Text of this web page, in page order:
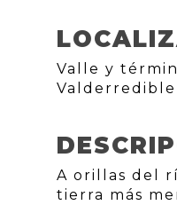
Valle y
Valderredible
A orillas del
tierra más